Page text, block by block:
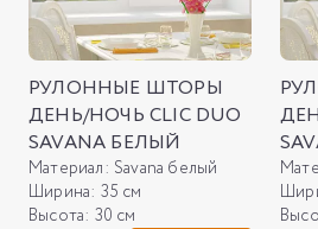
РУЛОННЫЕ ШТОРЫ
ДЕНЬ/НОЧЬ CLIC DUO
SAVANA БЕЛЫЙ
Материал: Savana белый
Ширина: 35 см
Высота: 30 см